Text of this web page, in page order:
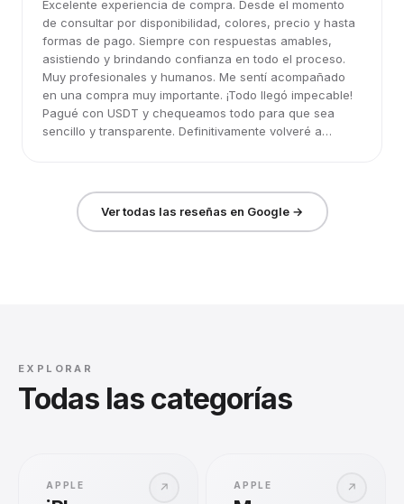
Excelente experiencia de compra. Desde el momento
de consultar por disponibilidad, colores, precio y hasta
formas de pago. Siempre con respuestas amables,
asistiendo y brindando confianza en todo el proceso.
Muy profesionales y humanos. Me sentí acompañado
en una compra muy importante. ¡Todo llegó impecable!
Pagué con USDT y chequeamos todo para que sea
sencillo y transparente. Definitivamente volveré a
Ver todas las reseñas en Google →
EXPLORAR
Todas las categorías
↗
APPLE ↗
APPLE